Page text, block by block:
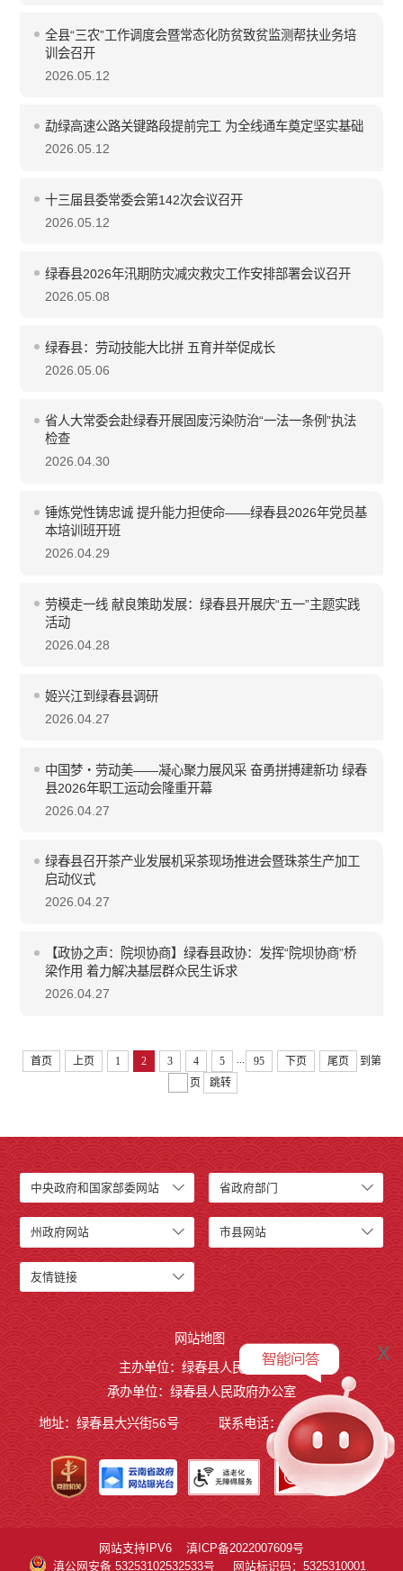
全县“三农”工作调度会暨常态化防贫致贫监测帮扶业务培
训会召开
2026.05.12
勐绿高速公路关键路段提前完工 为全线通车奠定坚实基础
2026.05.12
十三届县委常委会第142次会议召开
2026.05.12
绿春县2026年汛期防灾减灾救灾工作安排部署会议召开
2026.05.08
绿春县：劳动技能大比拼 五育并举促成长
2026.05.06
省人大常委会赴绿春开展固废污染防治“一法一条例”执法
检查
2026.04.30
锤炼党性铸忠诚 提升能力担使命——绿春县2026年党员基
本培训班开班
2026.04.29
劳模走一线 献良策助发展：绿春县开展庆“五一”主题实践
活动
2026.04.28
姬兴江到绿春县调研
2026.04.27
中国梦・劳动美——凝心聚力展风采 奋勇拼搏建新功 绿春
县2026年职工运动会隆重开幕
2026.04.27
绿春县召开茶产业发展机采茶现场推进会暨珠茶生产加工
启动仪式
2026.04.27
【政协之声：院坝协商】绿春县政协：发挥“院坝协商”桥
梁作用 着力解决基层群众民生诉求
2026.04.27
首页 上页 1 2 3 4 5 ... 95 下页 尾页
到第
页
跳转
中央政府和国家部委网站 省政府部门
州政府网站 市县网站
友情链接
x
网站地图
主办单位：绿春县人民政府
承办单位：绿春县人民政府办公室
地址：绿春县大兴街56号 联系电话：0873-4221495
网站支持IPV6
滇ICP备2022007609号
滇公网安备 53253102532533号
网站标识码：5325310001